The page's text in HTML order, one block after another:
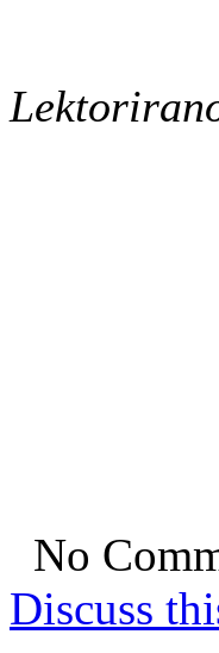
No
Discuss